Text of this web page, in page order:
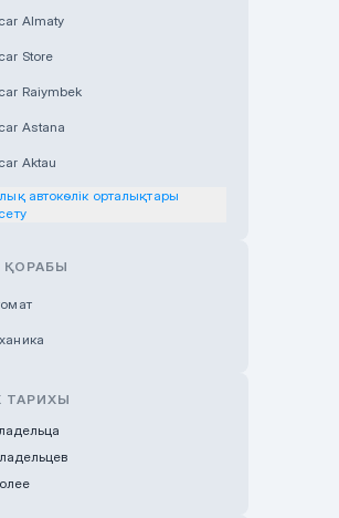
Almaty
Store
Raiymbek
Astana
Aktau
Uralsk
& Tank Pavlodar
Almaty
Shymkent
Auto Nurly Zhol
автокөлік орталықтары
ҚОРАБЫ
ТАРИХЫ